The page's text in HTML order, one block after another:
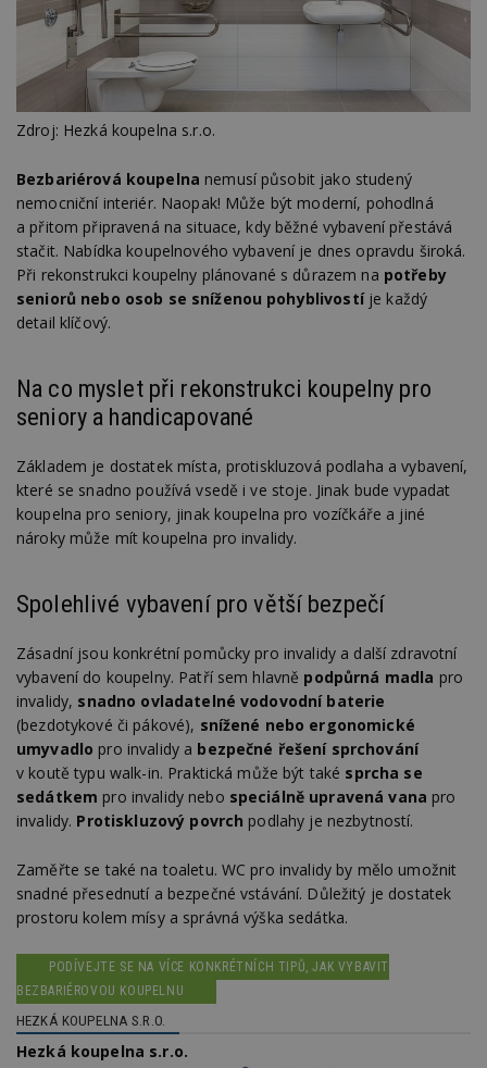
Zdroj: Hezká koupelna s.r.o.
Bezbariérová koupelna nemusí působit jako studený
nemocniční interiér. Naopak! Může být moderní, pohodlná
a přitom připravená na situace, kdy běžné vybavení přestává
stačit. Nabídka koupelnového vybavení je dnes opravdu široká.
Při rekonstrukci koupelny plánované s důrazem na potřeby
seniorů nebo osob se sníženou pohyblivostíje každý
detail klíčový.
Na co myslet při rekonstrukci koupelny pro
seniory a handicapované
Základem je dostatek místa, protiskluzová podlaha a vybavení,
které se snadno používá vsedě i ve stoje. Jinak bude vypadat
koupelna pro seniory, jinak koupelna pro vozíčkáře a jiné
nároky může mít koupelna pro invalidy.
Spolehlivé vybavení pro větší bezpečí
Zásadní jsou konkrétní pomůcky pro invalidy a další zdravotní
vybavení do koupelny. Patří sem hlavně podpůrná madla pro
invalidy, snadno ovladatelné vodovodní baterie
(bezdotykové či pákové), snížené nebo ergonomické
umyvadlo pro invalidy a bezpečné řešení sprchování
v koutě typu walk-in. Praktická může být také sprcha se
sedátkem pro invalidy nebo speciálně upravená vana pro
invalidy. Protiskluzový povrch podlahy je nezbytností.
Zaměřte se také na toaletu. WC pro invalidy by mělo umožnit
snadné přesednutí a bezpečné vstávání. Důležitý je dostatek
prostoru kolem mísy a správná výška sedátka.
PODÍVEJTE SE NA VÍCE KONKRÉTNÍCH TIPŮ, JAK VYBAVIT
BEZBARIÉROVOU KOUPELNU
HEZKÁ KOUPELNA S.R.O.
Hezká koupelna s.r.o.